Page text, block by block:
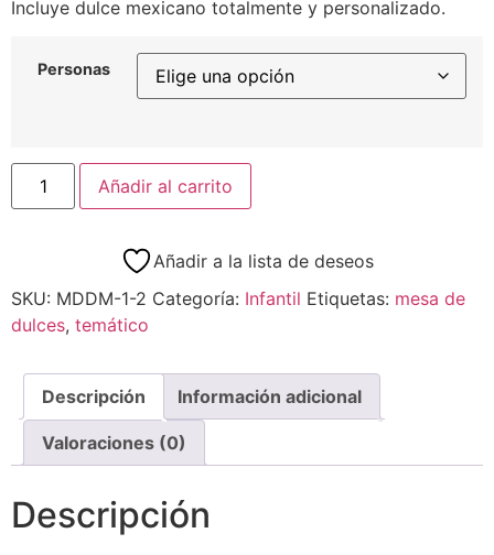
Incluye dulce mexicano totalmente y personalizado.
Personas
Añadir al carrito
Añadir a la lista de deseos
SKU: MDDM-1-2 Categoría: Infantil Etiquetas: mesa de
dulces, temático
Descripción Información adicional
Valoraciones (0)
Descripción